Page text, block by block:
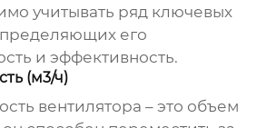
учитывать ряд ключевых
его
и эффективность.
(м3/ч)
вентилятора – это объем